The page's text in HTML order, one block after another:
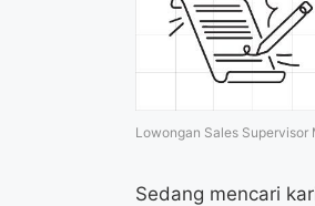
Lowongan Sales
Sedang mencari